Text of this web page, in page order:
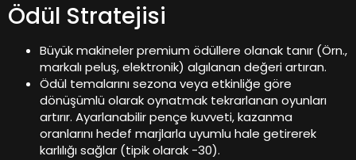
Ödül Stratejisi
Büyük makineler premium ödüllere olanak tanır (Örn.,
markalı peluş, elektronik) algılanan değeri artıran.
Ödül temalarını sezona veya etkinliğe göre
dönüşümlü olarak oynatmak tekrarlanan oyunları
artırır. Ayarlanabilir pençe kuvveti, kazanma
oranlarını hedef marjlarla uyumlu hale getirerek
karlılığı sağlar (tipik olarak -30).